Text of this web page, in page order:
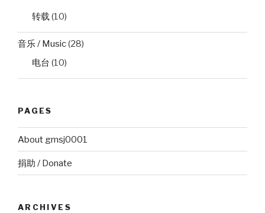
转载 (10)
音乐 / Music(28)
电台 (10)
PAGES
About gmsj0001
捐助 / Donate
ARCHIVES